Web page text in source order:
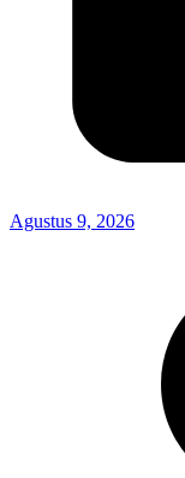
Agustus 9, 2026